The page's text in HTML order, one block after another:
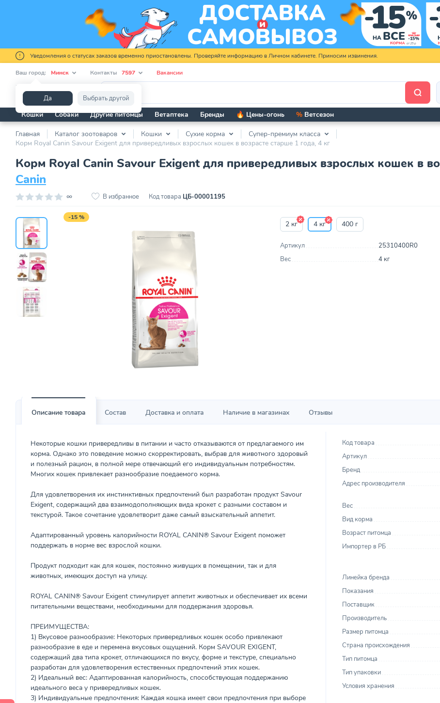
Уведомления о статусах заказов временно приостановлены. Проверяйте информацию в Личном кабинете. Приносим извинения.
Ваш город: Минск
Да Выбрать другой
Контакты 7597 Вакансии
Кошки Собаки Другие питомцы Ветаптека Бренды 🔥 Цены-огонь % Ветсезон
Главная Каталог зоотоваров Кошки Сухие корма
Супер-премиум класса
Корм Royal Canin Savour Exigent для привередливых взрослых кошек в возрасте старше 1 года, 4 кг
Корм Royal Canin Savour Exigent для привередливых взрослых кошек в
Canin
∞ В избранное Код товара ЦБ-00001195
-15 %
2 кг 4 кг 400 г
Артикул
25310400R0
Вес
4 кг
Описание товара Состав Доставка и оплата Наличие в магазинах Отзывы
Некоторые кошки привередливы в питании и часто отказываются от предлагаемого им
корма. Однако это поведение можно скорректировать, выбрав для животного здоровый
и полезный рацион, в полной мере отвечающий его индивидуальным потребностям.
Многих кошек привлекает разнообразие поедаемого корма.
Для удовлетворения их инстинктивных предпочтений был разработан продукт Savour
Exigent, содержащий два взаимодополняющих вида крокет с разными составом и
текстурой. Такое сочетание удовлетворит даже самый взыскательный аппетит.
Адаптированный уровень калорийности ROYAL CANIN® Savour Exigent поможет
поддержать в норме вес взрослой кошки.
Продукт подходит как для кошек, постоянно живущих в помещении, так и для
животных, имеющих доступ на улицу.
ROYAL CANIN® Savour Exigent стимулирует аппетит животных и обеспечивает их всеми
питательными веществами, необходимыми для поддержания здоровья.
ПРЕИМУЩЕСТВА:
1) Вкусовое разнообразие: Некоторых привередливых кошек особо привлекают
разнообразие в еде и перемена вкусовых ощущений. Корм SAVOUR EXIGENT,
содержащий два типа крокет, отличающихся по вкусу, форме и текстуре, специально
разработан для удовлетворения естественных предпочтений этих кошек.
2) Идеальный вес: Адаптированная калорийность, способствующая поддержанию
идеального веса у привередливых кошек.
3) Индивидуальные предпочтения: Каждая кошка имеет свои предпочтения при выборе
Код товара
Артикул
Бренд
Адрес производителя
Вес
Вид корма
Возраст питомца
Импортер в РБ
Линейка бренда
Показания
Поставщик
Производитель
Размер питомца
Страна происхождения
Тип питомца
Тип упаковки
Условия хранения